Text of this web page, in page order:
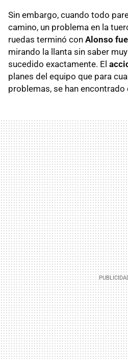
Sin embargo, cuando todo
camino, un problema en la
ruedas terminó con Alonso
mirando la llanta sin saber
sucedido exactamente. El
planes del equipo que para
problemas, se han encontrado